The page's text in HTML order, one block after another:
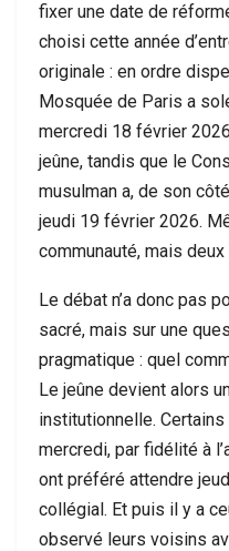
fixer une date de
choisi cette année
originale : en ordre
Mosquée de Paris a
mercredi 18 février
jeûne, tandis que le
musulman a, de son
jeudi 19 février 2026.
communauté, mais
Le débat n’a donc pas
sacré, mais sur une
pragmatique : quel
Le jeûne devient alors
institutionnelle.
mercredi, par fidélité à
ont préféré attendre
collégial. Et puis il y a
observé leurs voisins